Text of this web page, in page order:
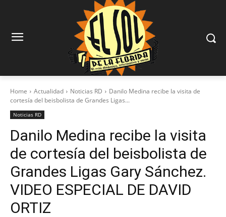
Home Actualidad Noticias RD
Danilo Medina recibe la visita de
cortesía del beisbolista de Grandes Ligas...
Noticias RD
Danilo Medina recibe la visita
de cortesía del beisbolista de
Grandes Ligas Gary Sánchez.
VIDEO ESPECIAL DE DAVID
ORTIZ